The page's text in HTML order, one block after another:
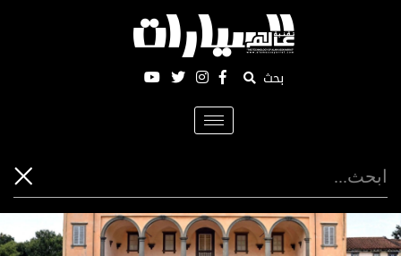
بحث
Toggle
navigation